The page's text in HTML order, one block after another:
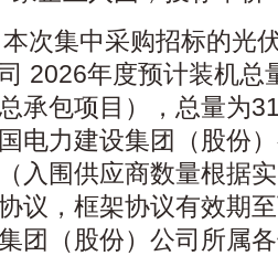
次集中采购招标的光
2026年度预计装机总
承包项目），总量为
电力建设集团（股份
入围供应商数量根据
议，框架协议有效期
团（股份）公司所属